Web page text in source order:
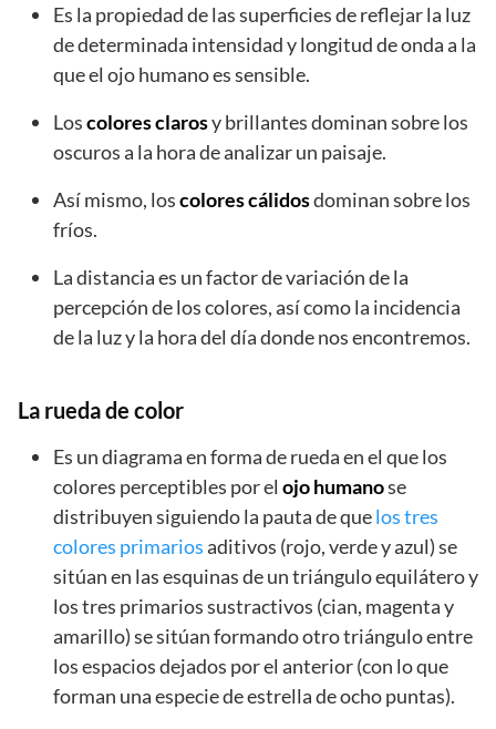
Es la propiedad de las superficies de reflejar la luz
de determinada intensidad y longitud de onda a la
que el ojo humano es sensible.
Loscolores clarosy brillantes dominan sobre los
oscuros a la hora de analizar un paisaje.
Así mismo, loscolores cálidosdominan sobre los
fríos.
La distancia es un factor de variación de la
percepción de los colores, así como la incidencia
de la luz y la hora del día donde nos encontremos.
La rueda de color
Es un diagrama en forma de rueda en el que los
colores perceptibles por el ojo humanose
distribuyen siguiendo la pauta de quelos tres
colores primariosaditivos (rojo, verde y azul) se
sitúan en las esquinas de un triángulo equilátero y
los tres primarios sustractivos (cian, magenta y
amarillo) se sitúan formando otro triángulo entre
los espacios dejados por el anterior (con lo que
forman una especie de estrella de ocho puntas).